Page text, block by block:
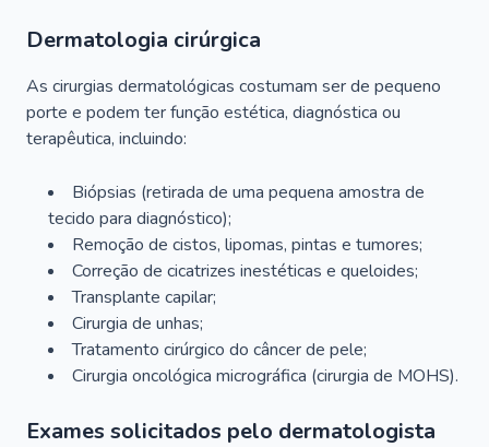
Dermatologia cirúrgica
As cirurgias dermatológicas costumam ser de pequeno
porte e podem ter função estética, diagnóstica ou
terapêutica, incluindo:
Biópsias (retirada de uma pequena amostra de
tecido para diagnóstico);
Remoção de cistos, lipomas, pintas e tumores;
Correção de cicatrizes inestéticas e queloides;
Transplante capilar;
Cirurgia de unhas;
Tratamento cirúrgico do câncer de pele;
Cirurgia oncológica micrográfica (cirurgia de MOHS).
Exames solicitados pelo dermatologista